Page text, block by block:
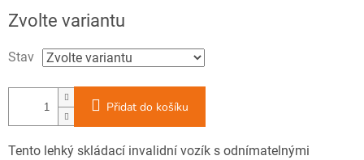
Měrná
cena:
Zvolte variantu
Stav
Přidat do košíku
Tento lehký skládací invalidní vozík s odnímatelnými